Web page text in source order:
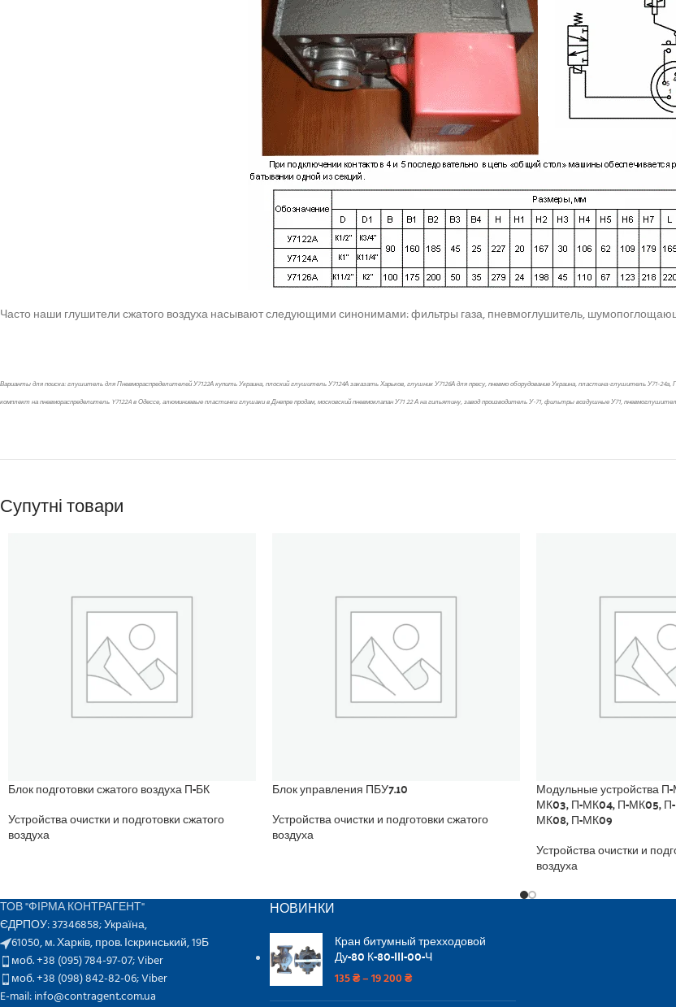
Часто наши глушители сжатого воздуха насывают следующими синонимами: фильтры газа, пневмоглушитель,
Варианты для поиска: глушитель для Пневмораспределителей У7122А купить Украина, плоский глушитель У7124А заказать Харьков, глушник У7126А для пресу, пневмо оборудование Украина, пластина-глушитель У71-
комплект на пневмораспределитель Y7122A в Одессе, алюминиевые пластинки глушаки в Днепре продам, московский пневмоклапан У71 22 А на гильятину, завод производитель У-71, фильтры воздушные У71,
Супутні товари
Блок подготовки сжатого воздуха П-БК
Устройства очистки и подготовки сжатого
воздуха
Блок управления ПБУ7.10
Устройства очистки и подготовки сжатого
воздуха
Модульные устройства
МК03, П-МК04, П-МК05,
МК08, П-МК09
Устройства очистки и
воздуха
ТОВ "ФІРМА КОНТРАГЕНТ"
ЄДРПОУ: 37346858; Україна,
61050, м. Харків, пров. Іскринський, 19Б
моб. +38 (095) 784-97-07;Viber
моб. +38 (098) 842-82-06;Viber
E-mail: info@contragent.com.ua
НОВИНКИ
Кран битумный трехходовой
Ду-80 К-80-III-00-Ч
135₴–19 200₴